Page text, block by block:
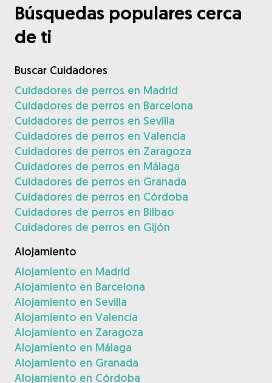
Búsquedas populares cerca
de ti
Buscar Cuidadores
Cuidadores de perros en Madrid
Cuidadores de perros en Barcelona
Cuidadores de perros en Sevilla
Cuidadores de perros en Valencia
Cuidadores de perros en Zaragoza
Cuidadores de perros en Málaga
Cuidadores de perros en Granada
Cuidadores de perros en Córdoba
Cuidadores de perros en Bilbao
Cuidadores de perros en Gijón
Alojamiento
Alojamiento en Madrid
Alojamiento en Barcelona
Alojamiento en Sevilla
Alojamiento en Valencia
Alojamiento en Zaragoza
Alojamiento en Málaga
Alojamiento en Granada
Alojamiento en Córdoba